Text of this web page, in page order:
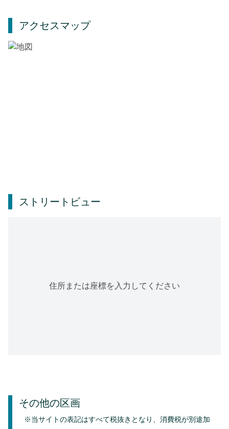
アクセスマップ
ストリートビュー
住所または座標を入力してください
その他の区画
※当サイトの表記はすべて税抜きとなり、消費税が別途加